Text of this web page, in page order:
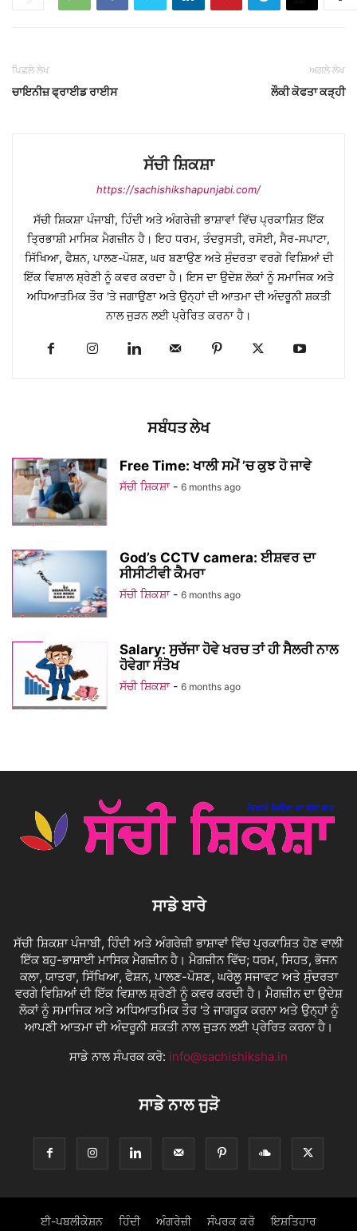
ਪਿਛਲੇ ਲੇਖ
ਚਾਇਨੀਜ਼ ਫ੍ਰਾਈਡ ਰਾਈਸ
ਅਗਲੇ ਲੇਖ
ਲੌਕੀ ਕੋਫਤਾ ਕੜ੍ਹੀ
ਸੱਚੀ ਸ਼ਿਕਸ਼ਾ
https://sachishikshapunjabi.com/
ਸੱਚੀ ਸ਼ਿਕਸ਼ਾ ਪੰਜਾਬੀ, ਹਿੰਦੀ ਅਤੇ ਅੰਗਰੇਜ਼ੀ ਭਾਸ਼ਾਵਾਂ ਵਿੱਚ ਪ੍ਰਕਾਸ਼ਿਤ ਇੱਕ
ਤ੍ਰਿਭਾਸ਼ੀ ਮਾਸਿਕ ਮੈਗਜ਼ੀਨ ਹੈ। ਇਹ ਧਰਮ, ਤੰਦਰੁਸਤੀ, ਰਸੋਈ, ਸੈਰ-ਸਪਾਟਾ,
ਸਿੱਖਿਆ, ਫੈਸ਼ਨ, ਪਾਲਣ-ਪੋਸ਼ਣ, ਘਰ ਬਣਾਉਣ ਅਤੇ ਸੁੰਦਰਤਾ ਵਰਗੇ ਵਿਸ਼ਿਆਂ ਦੀ
ਇੱਕ ਵਿਸ਼ਾਲ ਸ਼੍ਰੇਣੀ ਨੂੰ ਕਵਰ ਕਰਦਾ ਹੈ। ਇਸ ਦਾ ਉਦੇਸ਼ ਲੋਕਾਂ ਨੂੰ ਸਮਾਜਿਕ ਅਤੇ
ਅਧਿਆਤਮਿਕ ਤੌਰ 'ਤੇ ਜਗਾਉਣਾ ਅਤੇ ਉਨ੍ਹਾਂ ਦੀ ਆਤਮਾ ਦੀ ਅੰਦਰੂਨੀ ਸ਼ਕਤੀ
ਨਾਲ ਜੁੜਨ ਲਈ ਪ੍ਰੇਰਿਤ ਕਰਨਾ ਹੈ।
ਸਬੰਧਤ ਲੇਖ
Free Time: ਖਾਲੀ ਸਮੇਂ ’ਚ ਕੁਝ ਹੋ ਜਾਵੇ
ਸੱਚੀ ਸ਼ਿਕਸ਼ਾ - 6 months ago
God’s CCTV camera: ਈਸ਼ਵਰ ਦਾ
ਸੀਸੀਟੀਵੀ ਕੈਮਰਾ
ਸੱਚੀ ਸ਼ਿਕਸ਼ਾ - 6 months ago
Salary: ਸੁਚੱਜਾ ਹੋਵੇ ਖਰਚ ਤਾਂ ਹੀ ਸੈਲਰੀ ਨਾਲ
ਹੋਵੇਗਾ ਸੰਤੋਖ
ਸੱਚੀ ਸ਼ਿਕਸ਼ਾ - 6 months ago
ਸਾਡੇ ਬਾਰੇ
ਸੱਚੀ ਸ਼ਿਕਸ਼ਾ ਪੰਜਾਬੀ, ਹਿੰਦੀ ਅਤੇ ਅੰਗਰੇਜ਼ੀ ਭਾਸ਼ਾਵਾਂ ਵਿੱਚ ਪ੍ਰਕਾਸ਼ਿਤ ਹੋਣ ਵਾਲੀ
ਇੱਕ ਬਹੁ-ਭਾਸ਼ਾਈ ਮਾਸਿਕ ਮੈਗਜ਼ੀਨ ਹੈ। ਮੈਗਜ਼ੀਨ ਵਿੱਚ; ਧਰਮ, ਸਿਹਤ, ਭੋਜਨ
ਕਲਾ, ਯਾਤਰਾ, ਸਿੱਖਿਆ, ਫੈਸ਼ਨ, ਪਾਲਣ-ਪੋਸ਼ਣ, ਘਰੇਲੂ ਸਜਾਵਟ ਅਤੇ ਸੁੰਦਰਤਾ
ਵਰਗੇ ਵਿਸ਼ਿਆਂ ਦੀ ਇੱਕ ਵਿਸ਼ਾਲ ਸ਼੍ਰੇਣੀ ਨੂੰ ਕਵਰ ਕਰਦੀ ਹੈ। ਮੈਗਜ਼ੀਨ ਦਾ ਉਦੇਸ਼
ਲੋਕਾਂ ਨੂੰ ਸਮਾਜਿਕ ਅਤੇ ਅਧਿਆਤਮਿਕ ਤੌਰ 'ਤੇ ਜਾਗਰੂਕ ਕਰਨਾ ਅਤੇ ਉਨ੍ਹਾਂ ਨੂੰ
ਆਪਣੀ ਆਤਮਾ ਦੀ ਅੰਦਰੂਨੀ ਸ਼ਕਤੀ ਨਾਲ ਜੁੜਨ ਲਈ ਪ੍ਰੇਰਿਤ ਕਰਨਾ ਹੈ।
ਸਾਡੇ ਨਾਲ ਸੰਪਰਕ ਕਰੋ: info@sachishiksha.in
ਸਾਡੇ ਨਾਲ ਜੁੜੋ
ਈ-ਪਬਲੀਕੇਸ਼ਨ ਹਿੰਦੀ ਅੰਗਰੇਜ਼ੀ ਸੰਪਰਕ ਕਰੋ ਇਸ਼ਤਿਹਾਰ